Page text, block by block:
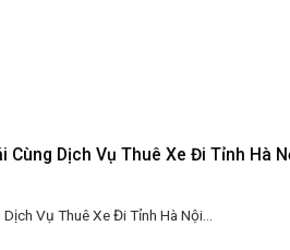
Cùng Dịch Vụ Thuê Xe Đi Tỉnh Hà
Vụ Thuê Xe Đi Tỉnh Hà Nội...